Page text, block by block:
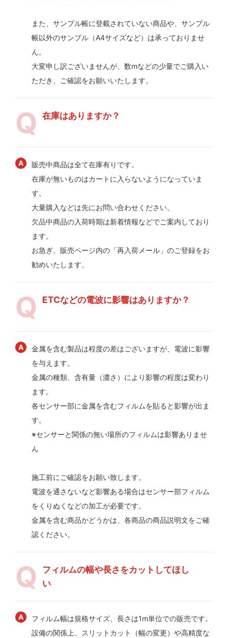
また、サンプル帳に登載されていない商品や、サンプル
帳以外のサンプル（A4サイズなど）は承っておりませ
ん。
大変申し訳ございませんが、数mなどの少量でご購入い
ただき、ご確認をお願いいたします。
在庫はありますか？
販売中商品は全て在庫有りです。
在庫が無いものはカートに入らないようになっていま
す。
大量購入などは先にお問い合わせください。
欠品中商品の入荷時期は新着情報などでご案内しており
ます。
お急ぎ、販売ページ内の「再入荷メール」のご登録をお
勧めいたします。
ETCなどの電波に影響はありますか？
金属を含む製品は程度の差はございますが、電波に影響
を与えます。
金属の種類、含有量（濃さ）により影響の程度は変わり
ます。
各センサー部に金属を含むフィルムを貼ると影響が出ま
す。
※センサーと関係の無い場所のフィルムは影響ありませ
ん
施工前にご確認をお願い致します。
電波を通さないなど影響ある場合はセンサー部フィルム
をくりぬくなどの加工が必要です。
金属を含む商品かどうかは、各商品の商品説明文をご確
認ください。
フィルムの幅や長さをカットしてほし
い
フィルム幅は規格サイズ、長さは1m単位での販売です。
設備の関係上、スリットカット（幅の変更）や高精度な